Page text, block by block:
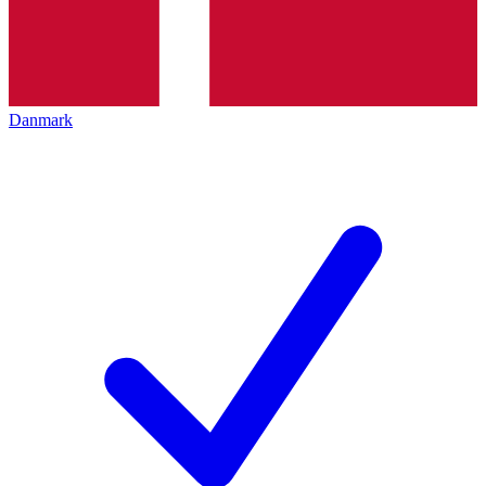
Danmark